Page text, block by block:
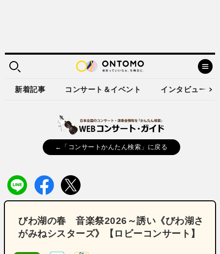
新着記事 コンサート＆イベント インタビュー
←「コンサートかんたん検索」に戻る
びわ湖の春 音楽祭2026～誘い《びわ湖さ
がみねシスターズ》【ロビーコンサート】